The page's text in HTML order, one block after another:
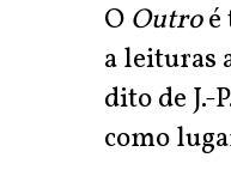
O Outroé
a leituras
dito de
como